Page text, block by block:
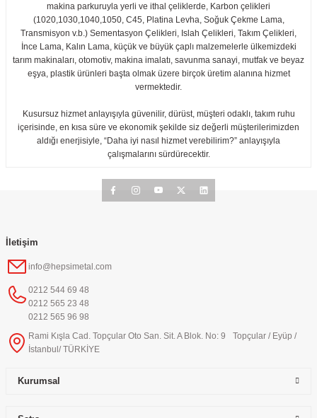
makina parkuruyla yerli ve ithal çeliklerde, Karbon çelikleri
(1020,1030,1040,1050, C45, Platina Levha, Soğuk Çekme Lama,
Transmisyon v.b.) Sementasyon Çelikleri, Islah Çelikleri, Takım Çelikleri,
İnce Lama, Kalın Lama, küçük ve büyük çaplı malzemelerle ülkemizdeki
tarım makinaları, otomotiv, makina imalatı, savunma sanayi, mutfak ve beyaz
eşya, plastik ürünleri başta olmak üzere birçok üretim alanına hizmet
vermektedir.
Kusursuz hizmet anlayışıyla güvenilir, dürüst, müşteri odaklı, takım ruhu
içerisinde, en kısa süre ve ekonomik şekilde siz değerli müşterilerimizden
aldığı enerjisiyle, “Daha iyi nasıl hizmet verebilirim?” anlayışıyla
çalışmalarını sürdürecektir.
İletişim
info@hepsimetal.com
0212 544 69 48
0212 565 23 48
0212 565 96 98
Rami Kışla Cad. Topçular Oto San. Sit. A Blok. No: 9 Topçular / Eyüp /
İstanbul/ TÜRKİYE
Kurumsal